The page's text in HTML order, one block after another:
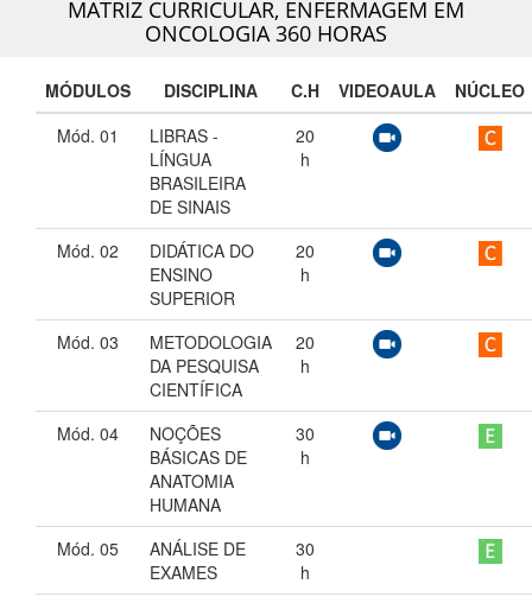
MATRIZ CURRICULAR, ENFERMAGEM EM
ONCOLOGIA 360 HORAS
MÓDULOS DISCIPLINA C.H VIDEOAULA
NÚCLEO
Mód. 01
LIBRAS -
LÍNGUA
BRASILEIRA
DE SINAIS
20
h
Mód. 02
DIDÁTICA DO
ENSINO
SUPERIOR
20
h
Mód. 03
METODOLOGIA
DA PESQUISA
CIENTÍFICA
20
h
Mód. 04
NOÇÕES
BÁSICAS DE
ANATOMIA
HUMANA
30
h
Mód. 05
ANÁLISE DE
EXAMES
30
h